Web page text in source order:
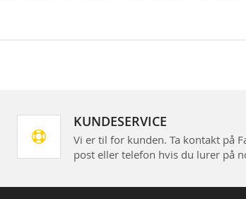
KUNDESERVICE
Vi er til for kunden. Ta kontakt på
post eller telefon hvis du lurer på